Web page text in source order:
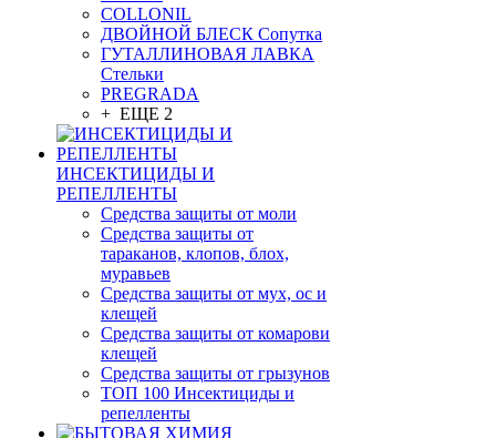
COLLONIL
ДВОЙНОЙ БЛЕСК Сопутка
ГУТАЛЛИНОВАЯ ЛАВКА
Стельки
PREGRADA
+ ЕЩЕ 2
ИНСЕКТИЦИДЫ И
РЕПЕЛЛЕНТЫ
Средства защиты от моли
Средства защиты от
тараканов, клопов, блох,
муравьев
Средства защиты от мух, ос и
клещей
Средства защиты от комарови
клещей
Средства защиты от грызунов
ТОП 100 Инсектициды и
репелленты